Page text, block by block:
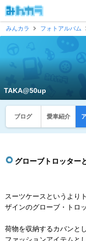
みんカラ
フォトアルバム
TAKA@50up
ブログ 愛車紹介
グローブトロッター
スーツケースというより
ザインのグローブ・トロ
荷物を収納するカバンと